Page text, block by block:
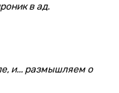
в ад.
и... размышляем о